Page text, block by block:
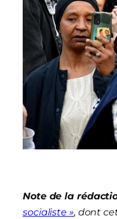
Note de la
socialiste », dont